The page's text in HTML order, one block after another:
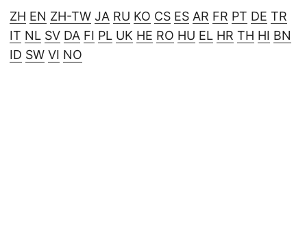
ZH EN ZH-TW JA RU KO CS ES AR FR PT DE TR
IT NL SV DA FI PL UK HE RO HU EL HR TH HI BN
ID SW VI NO